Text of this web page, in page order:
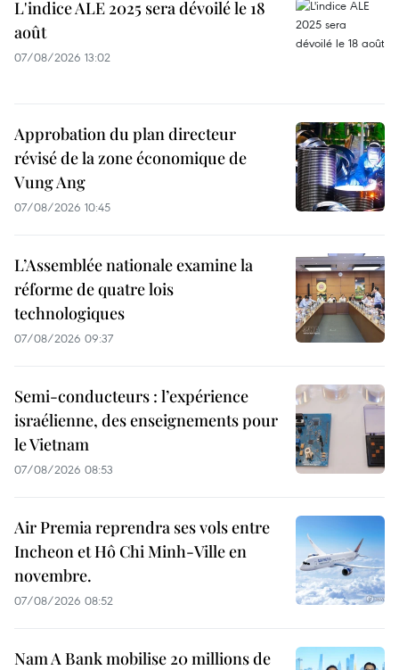
L'indice ALE 2025 sera dévoilé le 18
août
07/08/2026 13:02
Approbation du plan directeur
révisé de la zone économique de
Vung Ang
07/08/2026 10:45
L’Assemblée nationale examine la
réforme de quatre lois
technologiques
07/08/2026 09:37
Semi-conducteurs : l’expérience
israélienne, des enseignements pour
le Vietnam
07/08/2026 08:53
Air Premia reprendra ses vols entre
Incheon et Hô Chi Minh-Ville en
novembre.
07/08/2026 08:52
Nam A Bank mobilise 20 millions de